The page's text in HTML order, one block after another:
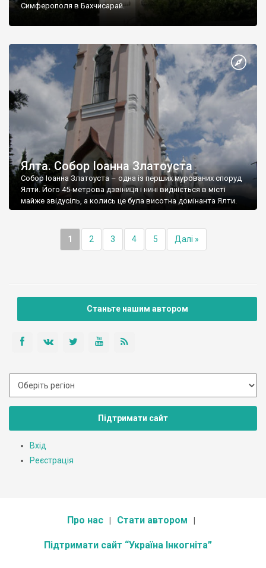
Симферополя в Бахчисарай.
Ялта. Собор Іоанна Златоуста
Собор Іоанна Златоуста – одна із перших мурованих споруд
Ялти. Його 45-метрова дзвіниця і нині видніється в місті
майже звідусіль, а колись це була висотна домінанта Ялти.
1 2 3 4 5 Далі »
Станьте нашим автором
Підтримати сайт
Вхід
Реєстрація
Про нас Стати автором
Підтримати сайт “Україна Інкогніта”